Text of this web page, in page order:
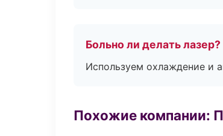
Больно ли делать лазер?
Используем охлаждение и
Похожие компании: